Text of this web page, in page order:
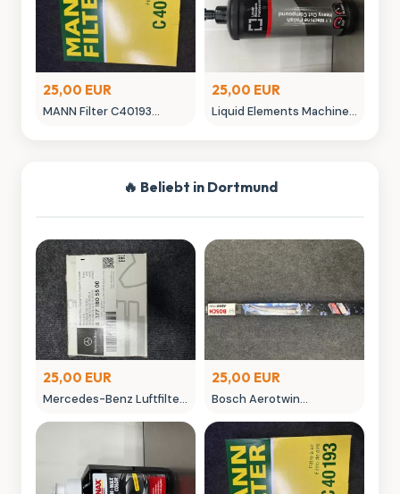
25,00 EUR
MANN Filter C40193
25,00 EUR
Liquid Elements Machine
🔥 Beliebt in Dortmund
25,00 EUR
Mercedes-Benz Luftfilter
Ersatzteil
25,00 EUR
Bosch Aerotwin
neuwertig in OVP